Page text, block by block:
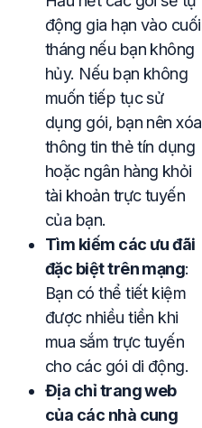
động gia hạn vào cuối
tháng nếu bạn không
hủy. Nếu bạn không
muốn tiếp tục sử
dụng gói, bạn nên xóa
thông tin thẻ tín dụng
hoặc ngân hàng khỏi
tài khoản trực tuyến
của bạn.
Tìm kiếm các ưu đãi
đặc biệt trên mạng:
Bạn có thể tiết kiệm
được nhiều tiền khi
mua sắm trực tuyến
cho các gói di động.
Địa chỉ trang web
của các nhà cung